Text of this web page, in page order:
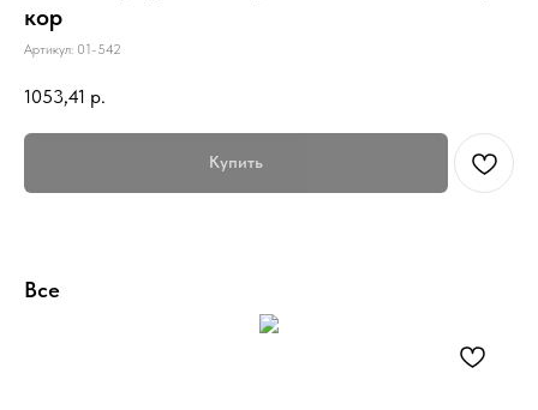
кор
Артикул: 01-542
1053,41 р.
Купить
Все